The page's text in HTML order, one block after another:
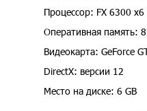
Процессор: FX 6300
Оперативная память:
Видеокарта: GeForce
DirectX: версии 12
Место на диске: 6 GB